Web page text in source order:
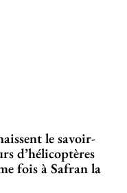
le savoir-
d’hélicoptères
fois à Safran la